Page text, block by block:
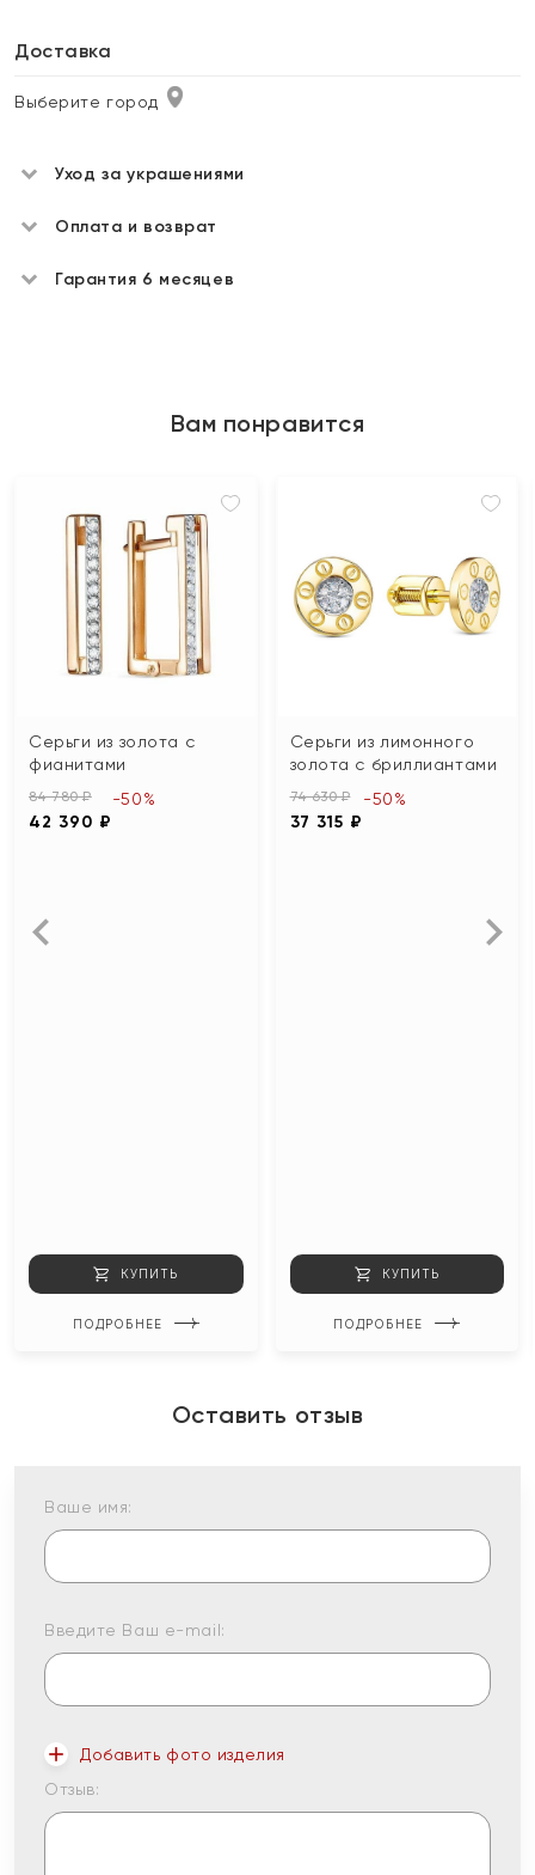
Доставка
Выберите город
Уход за украшениями
Оплата и возврат
Гарантия 6 месяцев
Вам понравится
Серьги из золота с
фианитами
84 780 ₽
42 390 ₽
-50%
КУПИТЬ
ПОДРОБНЕЕ
Серьги из лимонного
золота с бриллиантами
74 630 ₽
37 315 ₽
-50%
КУПИТЬ
ПОДРОБНЕЕ
Оставить отзыв
Ваше имя:
Введите Ваш e-mail:
Добавить фото изделия
Отзыв: